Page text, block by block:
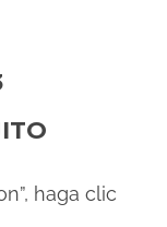
haga clic